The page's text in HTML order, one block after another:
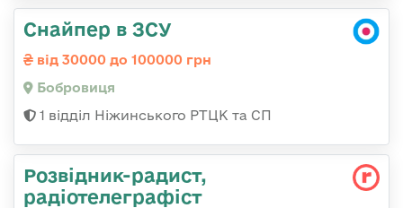
Снайпер в ЗСУ
від 30000 до 100000 грн
Бобровиця
1 відділ Ніжинського РТЦК та СП
Розвідник-радист,
радіотелеграфіст